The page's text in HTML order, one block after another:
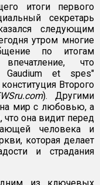
итоги первого
секретарь
следующим
утром многие
по итогам
что
Gaudium et spes"
Второго
). Другими
мир с любовью, а
она видит перед
человека и
которая делает
и страдания
из ключевых